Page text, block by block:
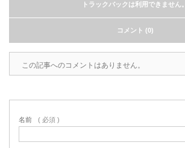
トラックバックは利用できません。
コメント (0)
この記事へのコメントはありません。
名前 ( 必須 )